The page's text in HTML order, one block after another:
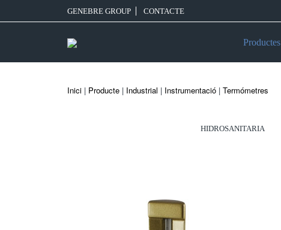
GENEBRE GROUP CONTACTE
Productes
Inici | Producte | Industrial | Instrumentació | Termómetres
HIDROSANITARIA